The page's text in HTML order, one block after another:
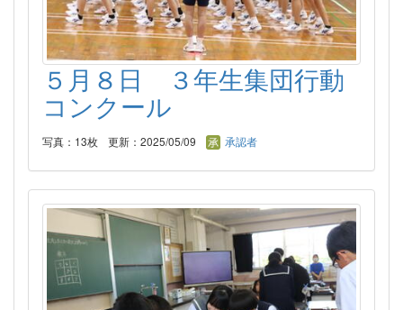
５月８日 ３年生集団行動
コンクール
写真：13枚 更新：2025/05/09 承認者